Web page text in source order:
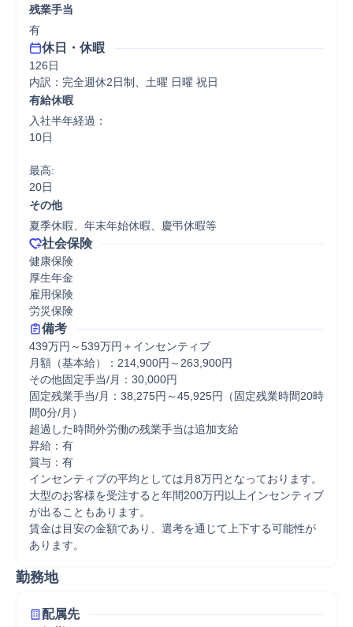
残業手当
有
休日・休暇
126日
内訳：完全週休2日制、土曜 日曜 祝日
有給休暇
入社半年経過：
10日
最高:
20日
その他
夏季休暇、年末年始休暇、慶弔休暇等
社会保険
健康保険
厚生年金
雇用保険
労災保険
備考
439万円～539万円＋インセンティブ
月額（基本給）：214,900円～263,900円
その他固定手当/月：30,000円
固定残業手当/月：38,275円～45,925円（固定残業時間20時
間0分/月）
超過した時間外労働の残業手当は追加支給
昇給：有
賞与：有
インセンティブの平均としては月8万円となっております。
大型のお客様を受注すると年間200万円以上インセンティブ
が出ることもあります。
賃金は目安の金額であり、選考を通じて上下する可能性が
あります。
勤務地
配属先